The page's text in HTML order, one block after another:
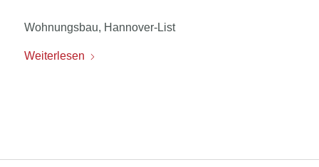
Wohnungsbau, Hannover-List
Weiterlesen